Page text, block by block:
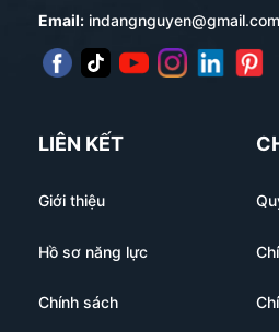
Email: indangnguyen@gmail.com
LIÊN KẾT
Giới thiệu
Hồ sơ năng lực
Chính sách